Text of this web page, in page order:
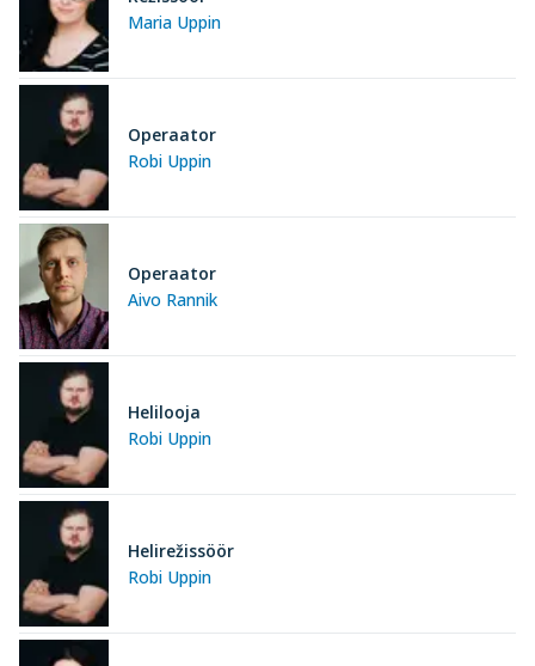
Maria Uppin
Robi Uppin
Operaator
Aivo Rannik
Operaator
Robi Uppin
Helilooja
Robi Uppin
Helirežissöör